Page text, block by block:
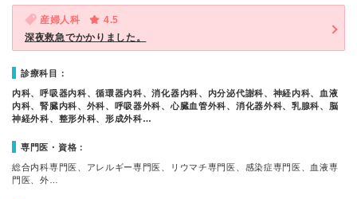
産婦人科
4.5
深夜救急でかかりました。
診療科目：
内科、呼吸器内科、循環器内科、消化器内科、内分泌代謝科、神経内科、血液
内科、腎臓内科、外科、呼吸器外科、心臓血管外科、消化器外科、乳腺科、脳
神経外科、整形外科、形成外科…
専門医・資格：
総合内科専門医、アレルギー専門医、リウマチ専門医、感染症専門医、血液専
門医、外…